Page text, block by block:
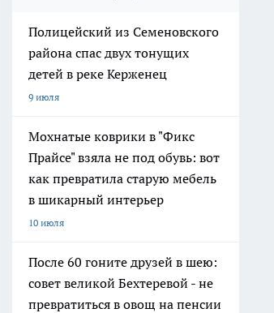
Полицейский из Семеновского
района спас двух тонущих
детей в реке Керженец
9 июля
Мохнатые коврики в "Фикс
Прайсе" взяла не под обувь: вот
как превратила старую мебель
в шикарный интерьер
10 июля
После 60 гоните друзей в шею:
совет великой Бехтеревой - не
превратиться в овощ на пенсии